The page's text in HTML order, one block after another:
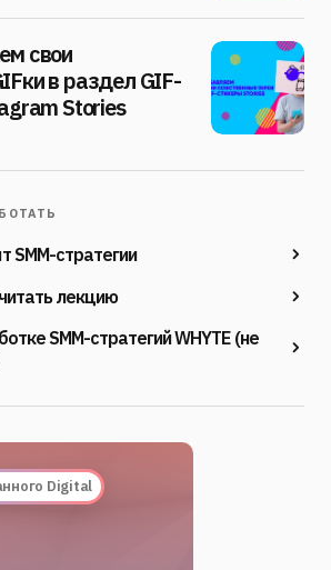
свои
в раздел GIF-
Stories
SMM-стратегии
лекцию
SMM-стратегий WHYTE (не
Digital